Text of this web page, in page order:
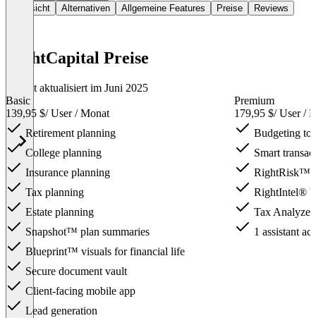
Übersicht
Alternativen Allgemeine Features Preise Reviews
RightCapital Preise
Zuletzt aktualisiert im Juni 2025
Basic
139,95 $/ User / Monat
Retirement planning
College planning
Insurance planning
Tax planning
Estate planning
Snapshot™ plan summaries
Blueprint™ visuals for financial life
Secure document vault
Client-facing mobile app
Lead generation
Premium
179,95 $/ User /
Budgeting
Smart
RightRisk™
RightIntel®
Tax Analyzer
1 assistant